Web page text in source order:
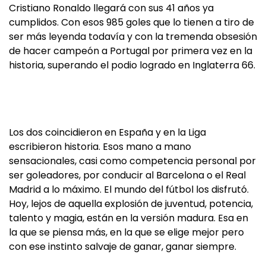
Cristiano Ronaldo llegará con sus 41 años ya
cumplidos. Con esos 985 goles que lo tienen a tiro de
ser más leyenda todavía y con la tremenda obsesión
de hacer campeón a Portugal por primera vez en la
historia, superando el podio logrado en Inglaterra 66.
Los dos coincidieron en España y en la Liga
escribieron historia. Esos mano a mano
sensacionales, casi como competencia personal por
ser goleadores, por conducir al Barcelona o el Real
Madrid a lo máximo. El mundo del fútbol los disfrutó.
Hoy, lejos de aquella explosión de juventud, potencia,
talento y magia, están en la versión madura. Esa en
la que se piensa más, en la que se elige mejor pero
con ese instinto salvaje de ganar, ganar siempre.